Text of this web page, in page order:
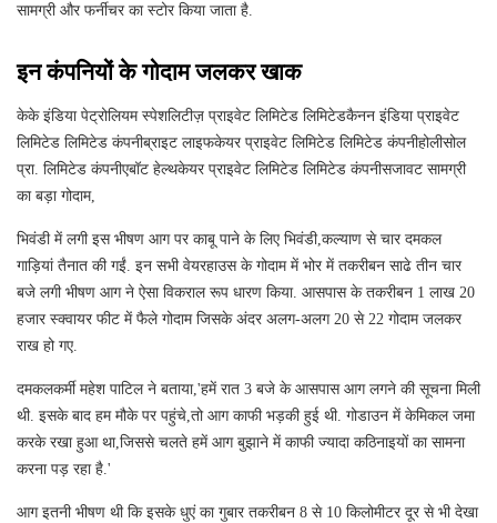
सामग्री और फर्नीचर का स्‍टोर किया जाता है.
इन कंपनियों के गोदाम जलकर खाक
केके इंडिया पेट्रोलियम स्पेशलिटीज़ प्राइवेट लिमिटेड लिमिटेडकैनन इंडिया प्राइवेट
लिमिटेड लिमिटेड कंपनीब्राइट लाइफकेयर प्राइवेट लिमिटेड लिमिटेड कंपनीहोलीसोल
प्रा. लिमिटेड कंपनीएबॉट हेल्थकेयर प्राइवेट लिमिटेड लिमिटेड कंपनीसजावट सामग्री
का बड़ा गोदाम,
भिवंडी में लगी इस भीषण आग पर काबू पाने के लिए भिवंडी,कल्याण से चार दमकल
गाड़ियां तैनात की गईं. इन सभी वेयरहाउस के गोदाम में भोर में तकरीबन साढे तीन चार
बजे लगी भीषण आग ने ऐसा विकराल रूप धारण किया. आसपास के तकरीबन 1 लाख 20
हजार स्क्वायर फीट में फैले गोदाम जिसके अंदर अलग-अलग 20 से 22 गोदाम जलकर
राख हो गए.
दमकलकर्मी महेश पाटिल ने बताया,'हमें रात 3 बजे के आसपास आग लगने की सूचना मिली
थी. इसके बाद हम मौके पर पहुंचे,तो आग काफी भड़की हुई थी. गोडाउन में केमिकल जमा
करके रखा हुआ था,जिससे चलते हमें आग बुझाने में काफी ज्यादा कठिनाइयों का सामना
करना पड़ रहा है.'
आग इतनी भीषण थी कि इसके धुएं का गुबार तकरीबन 8 से 10 किलोमीटर दूर से भी देखा